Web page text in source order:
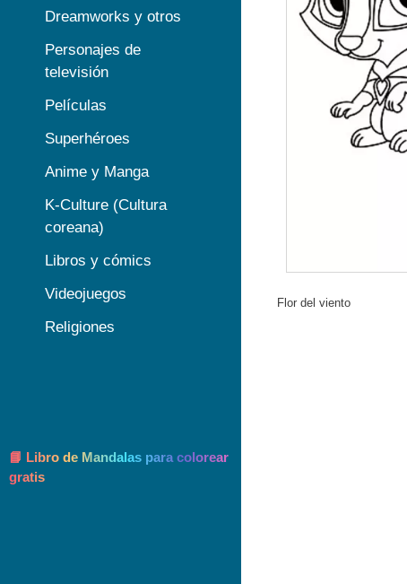
Flor del viento
Dreamworks y otros
Personajes de
televisión
Películas
Superhéroes
Anime y Manga
K-Culture (Cultura
coreana)
Libros y cómics
Videojuegos
Religiones
📘 Libro de Mandalas para colorear
gratis